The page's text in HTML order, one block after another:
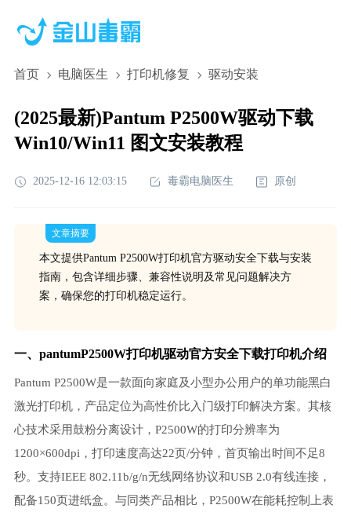
首页 电脑医生 打印机修复 驱动安装
(2025最新)Pantum P2500W驱动下载
Win10/Win11 图文安装教程
2025-12-16 12:03:15 毒霸电脑医生 原创
文章摘要
本文提供Pantum P2500W打印机官方驱动安全下载与安装
指南，包含详细步骤、兼容性说明及常见问题解决方
案，确保您的打印机稳定运行。
一、pantumP2500W打印机驱动官方安全下载打印机介绍
Pantum P2500W是一款面向家庭及小型办公用户的单功能黑白
激光打印机，产品定位为高性价比入门级打印解决方案。其核
心技术采用鼓粉分离设计，P2500W的打印分辨率为
1200×600dpi，打印速度高达22页/分钟，首页输出时间不足8
秒。支持IEEE 802.11b/g/n无线网络协议和USB 2.0有线连接，
配备150页进纸盒。与同类产品相比，P2500W在能耗控制上表